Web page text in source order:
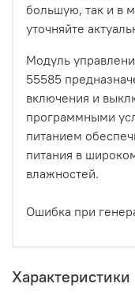
большую, так и в
уточняйте
Модуль
55585
включения и
программными
питанием
питания в
влажностей.
Ошибка при
Характеристики